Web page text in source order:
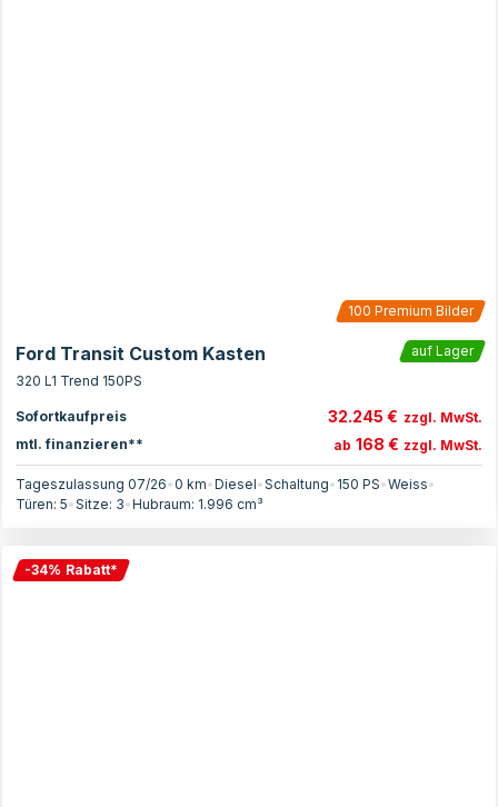
100 Premium Bilder
Ford Transit Custom Kasten
auf Lager
320 L1 Trend 150PS
Sofortkaufpreis 32.245 € zzgl. MwSt.
mtl. finanzieren**
ab 168 € zzgl. MwSt.
Tageszulassung 07/26•0 km•Diesel•Schaltung• 150 PS•Weiss•
Türen: 5•Sitze: 3•Hubraum: 1.996 cm³
-34% Rabatt*